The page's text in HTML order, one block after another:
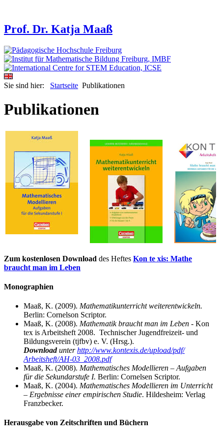
Prof. Dr. Katja Maaß
Sie sind hier: Startseite Publikationen
Publikationen
Zum kostenlosen Download des Heftes Kon te xis: Mathe
braucht man im Leben
Monographien
Maaß, K. (2009). Mathematikunterricht weiterentwickeln.
Berlin: Cornelson Scriptor.
Maaß, K. (2008). Mathematik braucht man im Leben - Kon
tex is Arbeitsheft 2008. Technischer Jugendfreizeit- und
Bildungsverein (tjfbv) e. V. (Hrsg.).
Downloadunterhttp://www.kontexis.de/upload/pdf/
Arbeitsheft/AH-03_2008.pdf
Maaß, K. (2008). Mathematisches Modellieren – Aufgaben
für die Sekundarstufe I. Berlin: Cornelsen Scriptor.
Maaß, K. (2004). Mathematisches Modellieren im Unterricht
– Ergebnisse einer empirischen Studie. Hildesheim: Verlag
Franzbecker.
Herausgabe von Zeitschriften und Büchern